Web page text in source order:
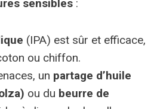
sensibles :
(IPA) est sûr et efficace,
ou chiffon.
un partage d’huile
ou du beurre de